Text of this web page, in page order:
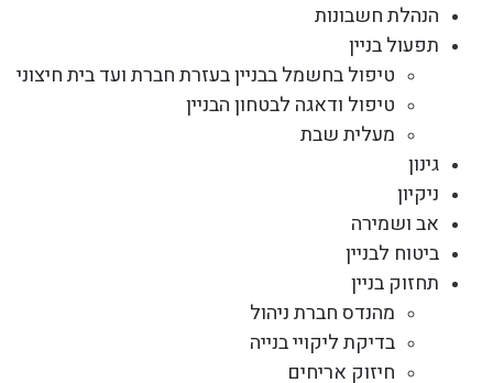
הנהלת חשבונות
תפעול בניין
טיפול בחשמל בבניין בעזרת חברת ועד בית חיצוני
טיפול ודאגה לבטחון הבניין
מעלית שבת
גינון
ניקיון
אב ושמירה
ביטוח לבניין
תחזוק בניין
מהנדס חברת ניהול
בדיקת ליקויי בנייה
חיזוק אריחים